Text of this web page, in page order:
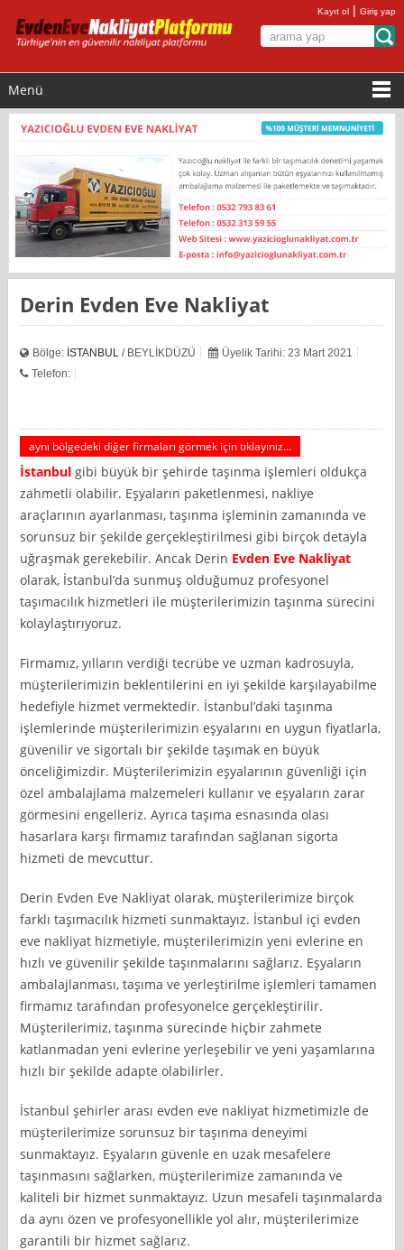
Kayıt ol |Giriş yap
Menü
Derin Evden Eve Nakliyat
Bölge: İSTANBUL / BEYLİKDÜZÜ
Üyelik Tarihi: 23 Mart 2021
Telefon:
aynı bölgedeki diğer firmaları görmek için tıklayınız...
İstanbul gibi büyük bir şehirde taşınma işlemleri oldukça
zahmetli olabilir. Eşyaların paketlenmesi, nakliye
araçlarının ayarlanması, taşınma işleminin zamanında ve
sorunsuz bir şekilde gerçekleştirilmesi gibi birçok detayla
uğraşmak gerekebilir. Ancak Derin Evden Eve Nakliyat
olarak, İstanbul’da sunmuş olduğumuz profesyonel
taşımacılık hizmetleri ile müşterilerimizin taşınma sürecini
kolaylaştırıyoruz.
Firmamız, yılların verdiği tecrübe ve uzman kadrosuyla,
müşterilerimizin beklentilerini en iyi şekilde karşılayabilme
hedefiyle hizmet vermektedir. İstanbul’daki taşınma
işlemlerinde müşterilerimizin eşyalarını en uygun fiyatlarla,
güvenilir ve sigortalı bir şekilde taşımak en büyük
önceliğimizdir. Müşterilerimizin eşyalarının güvenliği için
özel ambalajlama malzemeleri kullanır ve eşyaların zarar
görmesini engelleriz. Ayrıca taşıma esnasında olası
hasarlara karşı firmamız tarafından sağlanan sigorta
hizmeti de mevcuttur.
Derin Evden Eve Nakliyat olarak, müşterilerimize birçok
farklı taşımacılık hizmeti sunmaktayız. İstanbul içi evden
eve nakliyat hizmetiyle, müşterilerimizin yeni evlerine en
hızlı ve güvenilir şekilde taşınmalarını sağlarız. Eşyaların
ambalajlanması, taşıma ve yerleştirilme işlemleri tamamen
firmamız tarafından profesyonelce gerçekleştirilir.
Müşterilerimiz, taşınma sürecinde hiçbir zahmete
katlanmadan yeni evlerine yerleşebilir ve yeni yaşamlarına
hızlı bir şekilde adapte olabilirler.
İstanbul şehirler arası evden eve nakliyat hizmetimizle de
müşterilerimize sorunsuz bir taşınma deneyimi
sunmaktayız. Eşyaların güvenle en uzak mesafelere
taşınmasını sağlarken, müşterilerimize zamanında ve
kaliteli bir hizmet sunmaktayız. Uzun mesafeli taşınmalarda
da aynı özen ve profesyonellikle yol alır, müşterilerimize
garantili bir hizmet sağlarız.